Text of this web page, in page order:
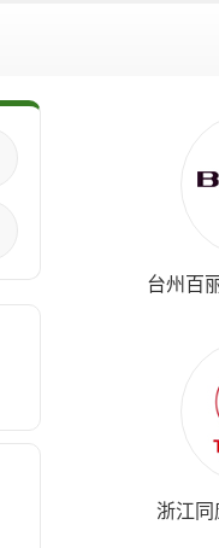
台州百
浙江